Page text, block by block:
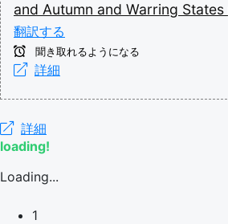
and Autumn and Warring States
翻訳する
聞き取れるようになる
詳細
詳細
loading!
Loading...
1